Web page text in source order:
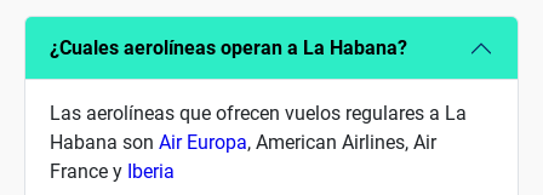
¿Cuales aerolíneas operan a La Habana?
Las aerolíneas que ofrecen vuelos regulares a La
Habana son Air Europa, American Airlines, Air
France y Iberia